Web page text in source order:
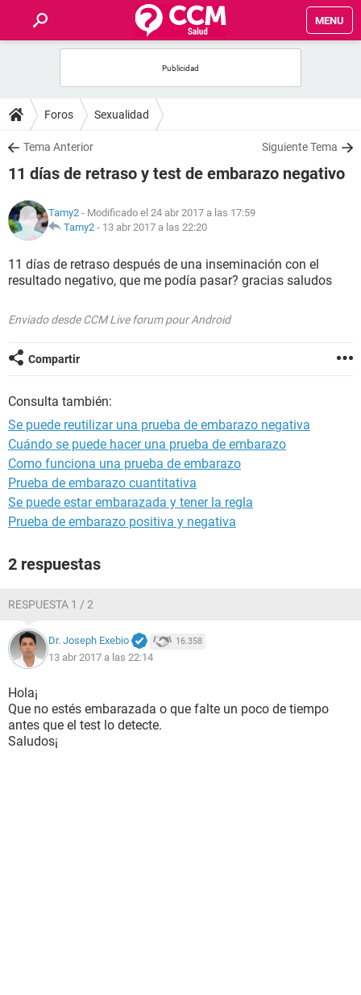
MENU
FOROS
SALUD
NUTRICIÓN
BIENESTAR
GLOSARIO
Foros Sexualidad
Tema Anterior Siguiente Tema
11 días de retraso y test de embarazo negativo
Tamy2 - Modificado el 24 abr 2017 a las 17:59
Tamy2 - 13 abr 2017 a las 22:20
11 días de retraso después de una inseminación con el
resultado negativo, que me podía pasar? gracias saludos
Enviado desde CCM Live forum pour Android
Compartir
Consulta también:
Se puede reutilizar una prueba de embarazo negativa
Cuándo se puede hacer una prueba de embarazo
Como funciona una prueba de embarazo
Prueba de embarazo cuantitativa
Se puede estar embarazada y tener la regla
Prueba de embarazo positiva y negativa
2 respuestas
RESPUESTA 1 / 2
Dr. Joseph Exebio 16.358
13 abr 2017 a las 22:14
Hola¡
Que no estés embarazada o que falte un poco de tiempo
antes que el test lo detecte.
Saludos¡